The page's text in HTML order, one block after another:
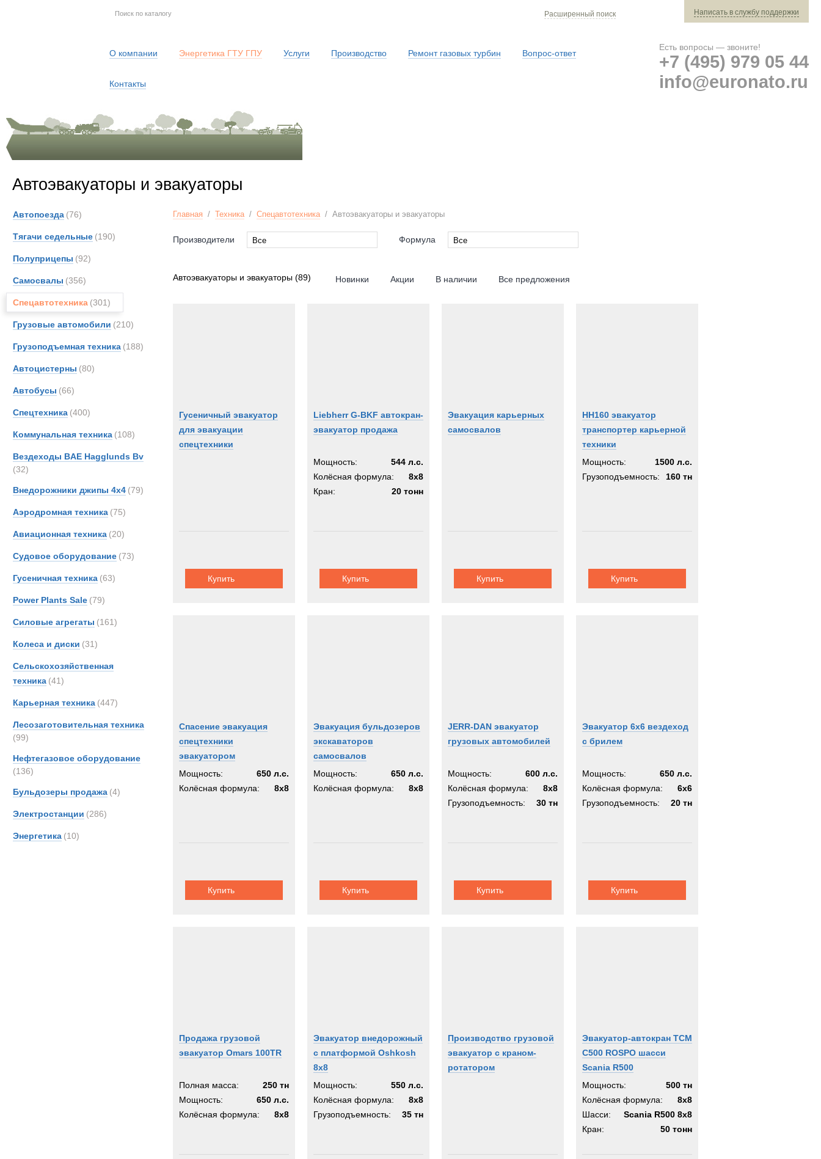
Расширенный поиск Написать в службу поддержки
О компании Энергетика ГТУ ГПУ Услуги Производство Ремонт газовых турбин Вопрос-ответ
Контакты
Есть вопросы — звоните!
+7 (495) 979 05 44
info@euronato.ru
Автоэвакуаторы и эвакуаторы
Автопоезда (76)
Тягачи седельные (190)
Полуприцепы (92)
Самосвалы (356)
Спецавтотехника (301)
Грузовые автомобили (210)
Грузоподъемная техника (188)
Автоцистерны (80)
Автобусы (66)
Спецтехника (400)
Коммунальная техника (108)
Вездеходы BAE Hagglunds Bv
(32)
Внедорожники джипы 4х4 (79)
Аэродромная техника (75)
Авиационная техника (20)
Судовое оборудование (73)
Гусеничная техника (63)
Power Plants Sale (79)
Силовые агрегаты (161)
Колеса и диски (31)
Сельскохозяйственная
техника (41)
Карьерная техника (447)
Лесозаготовительная техника
(99)
Нефтегазовое оборудование
(136)
Бульдозеры продажа (4)
Электростанции (286)
Энергетика (10)
Главная / Техника/ Спецавтотехника/ Автоэвакуаторы и эвакуаторы
Производители
Все
Iveco
Volvo
Формула
Все
Автоэвакуаторы и эвакуаторы (89) Новинки Акции В наличии Все предложения
Гусеничный эвакуатор
для эвакуации
спецтехники
Купить
Liebherr G-BKF автокран-
эвакуатор продажа
Мощность:
544 л.с.
Колёсная формула:
8x8
Кран:
20 тонн
Купить
Эвакуация карьерных
самосвалов
Купить
HH160 эвакуатор
транспортер карьерной
техники
Мощность:
1500 л.с.
Грузоподъемность:
160 тн
Купить
Спасение эвакуация
спецтехники
эвакуатором
Мощность:
650 л.с.
Колёсная формула:
8x8
Купить
Эвакуация бульдозеров
экскаваторов
самосвалов
Мощность:
650 л.с.
Колёсная формула:
8x8
Купить
JERR-DAN эвакуатор
грузовых автомобилей
Мощность:
600 л.с.
Колёсная формула:
8x8
Грузоподъемность:
30 тн
Купить
Эвакуатор 6х6 вездеход
с брилем
Мощность:
650 л.с.
Колёсная формула:
6x6
Грузоподъемность:
20 тн
Купить
Продажа грузовой
эвакуатор Omars 100TR
Полная масса:
250 тн
Мощность:
650 л.с.
Колёсная формула:
8x8
Эвакуатор внедорожный
с платформой Oshkosh
8x8
Мощность:
550 л.с.
Колёсная формула:
8x8
Грузоподъемность:
35 тн
Производство грузовой
эвакуатор с краном-
ротатором
Эвакуатор-автокран TCM
C500 ROSPO шасси
Scania R500
Мощность:
500 тн
Колёсная формула:
8x8
Шасси:
Scania R500 8x8
Кран:
50 тонн